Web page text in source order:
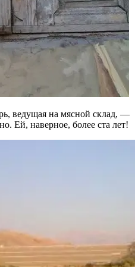
ведущая на мясной склад, —
Ей, наверное, более ста лет!